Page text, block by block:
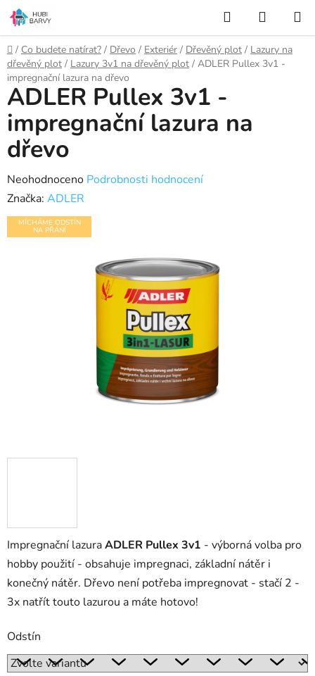
Přejít
na
obsah
Hledat
KOŠÍK
Domů
/ Co budete natírat? / Dřevo / Exteriér / Dřevěný plot / Lazury na
dřevěný plot / Lazury 3v1 na dřevěný plot / ADLER Pullex 3v1 -
impregnační lazura na dřevo
Impregnační lazuraADLER Pullex 3v1 - výborná volba pro
hobby použití - obsahuje impregnaci, základní nátěr i
konečný nátěr. Dřevo není potřeba impregnovat - stačí 2 -
3x natřít touto lazurou a máte hotovo!
Odstín
ADLER Pullex 3v1 -
impregnační lazura na
dřevo
Průměrné
hodnocení
produktu
je
Neohodnoceno Podrobnosti hodnocení
Značka: ADLER
MÍCHÁME ODSTÍN
NA PŘÁNÍ